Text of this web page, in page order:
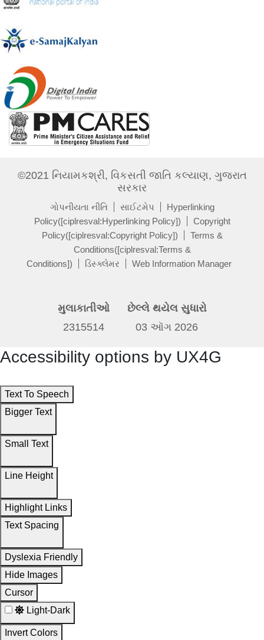
©2021 નિયામકશ્રી, વિકસતી જાતિ કલ્યાણ, ગુજરાત
સરકાર
ગોપનીયતા નીતિ સાઈટમેપ
Hyperlinking
Policy([ciplresval:Hyperlinking Policy])
Copyright
Policy([ciplresval:Copyright Policy])
Terms &
Conditions([ciplresval:Terms &
Conditions])
ડિસ્ક્લેમર Web Information Manager
મુલાકાતીઓ
2315514
છેલ્લે થયેલ સુધારો
03 ઑગ 2026
Accessibility options by UX4G
Text To Speech
Bigger Text
Small Text
Line Height
Highlight Links
Text Spacing
Dyslexia Friendly
Hide Images
Cursor
Light-Dark
Invert Colors